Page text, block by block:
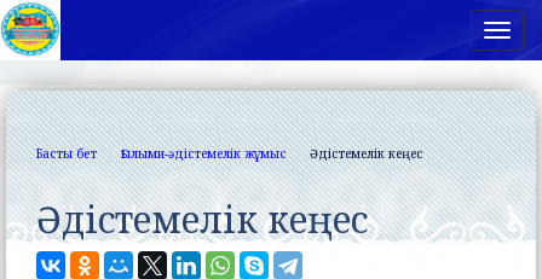
Басты бет Ғылыми-әдістемелік жұмыс Әдістемелік кеңес
Әдістемелік кеңес